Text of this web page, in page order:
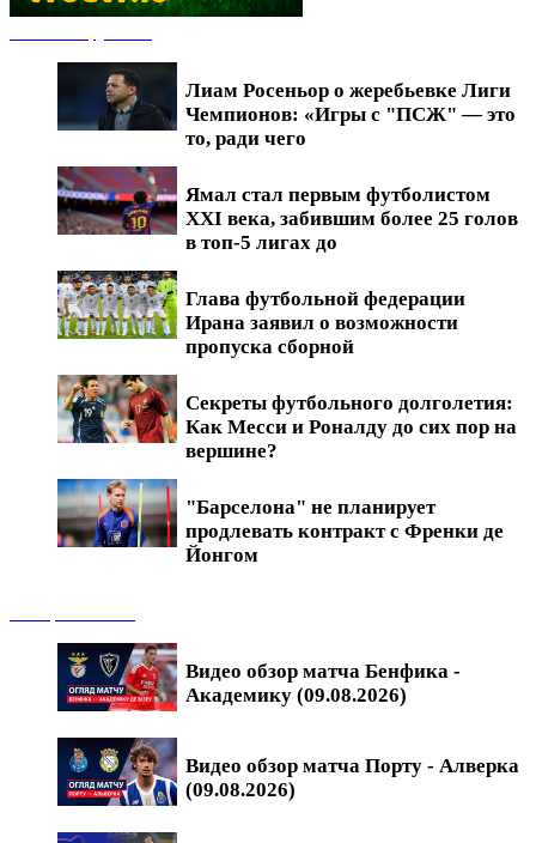
Лиам Росеньор о жеребьевке Лиги
Чемпионов: «Игры с "ПСЖ" — это
то, ради чего
Ямал стал первым футболистом
XXI века, забившим более 25 голов
в топ-5 лигах до
Глава футбольной федерации
Ирана заявил о возможности
пропуска сборной
Секреты футбольного долголетия:
Как Месси и Роналду до сих пор на
вершине?
"Барселона" не планирует
продлевать контракт с Френки де
Йонгом
Видео обзор матча Бенфика -
Академику (09.08.2026)
Видео обзор матча Порту - Алверка
(09.08.2026)